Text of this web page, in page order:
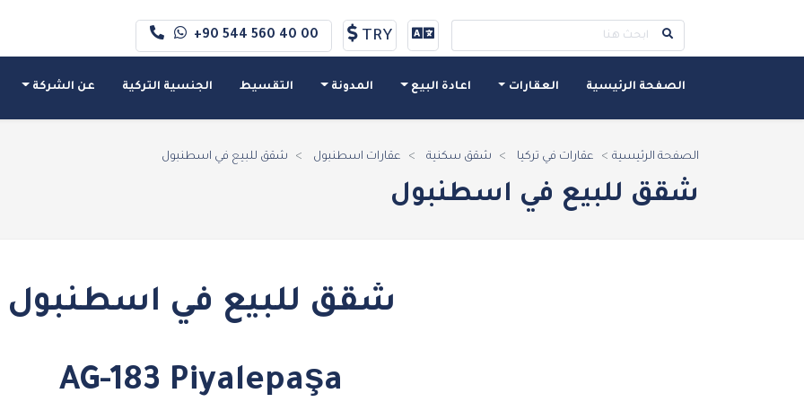
TRY
+90 544 560 40 00
الصفحة الرئيسية العقارات اعادة البيع المدونة التقسيط الجنسية التركية عن الشركة
الصفحة الرئيسية عقارات في تركيا شقق سكنية عقارات اسطنبول شقق للبيع في اسطنبول
شقق للبيع في اسطنبول
شقق للبيع في اسطنبول
AG-183 Piyalepaşa